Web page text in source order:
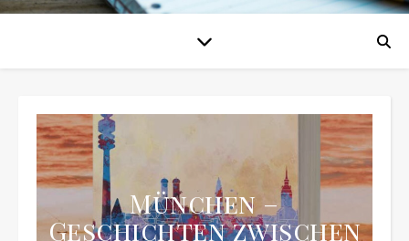
München –
Geschichten zwischen